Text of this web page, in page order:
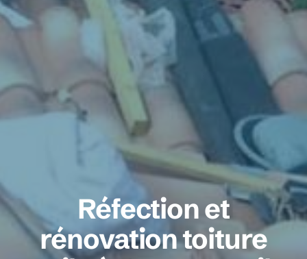
Réfection et
rénovation toiture